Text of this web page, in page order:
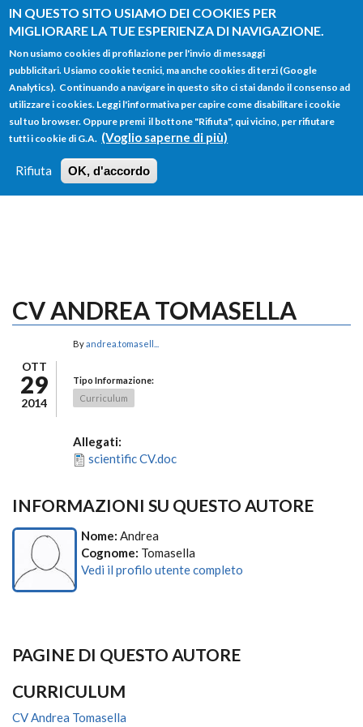
IN QUESTO SITO USIAMO DEI COOKIES PER
MIGLIORARE LA TUE ESPERIENZA DI NAVIGAZIONE.
Non usiamo cookies di profilazione per l'invio di messaggi
pubblicitari. Usiamo cookie tecnici, ma anche cookies di terzi (Google
Analytics). Continuando a navigare in questo sito ci stai dando il consenso ad
utilizzare i cookies. Leggi l'informativa per capire come disabilitare i cookie
sul tuo browser. Oppure premi il bottone "Rifiuta", qui vicino, per rifiutare
tutti i cookie di G.A. (Voglio saperne di più)
Rifiuta OK, d'accordo
Salta al contenuto principale
FORM
DI
RICERCA
Main menu
HOME TUTTI I PROFILI
LOGIN
CV ANDREA TOMASELLA
OTT
29
2014
Byandrea.tomasell...
Tipo Informazione:
Curriculum
Allegati:
scientific CV.doc
INFORMAZIONI SU QUESTO AUTORE
Nome: Andrea
Cognome: Tomasella
Vedi il profilo utente completo
PAGINE DI QUESTO AUTORE
CURRICULUM
CV Andrea Tomasella